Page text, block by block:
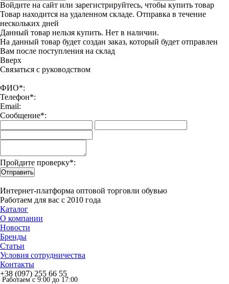
Войдите на сайт или зарегистрируйтесь, чтобы купить товар
Товар находится на удаленном складе. Отправка в течение
нескольких дней
Данный товар нельзя купить. Нет в наличии.
На данный товар будет создан заказ, который будет отправлен
Вам после поступления на склад
Вверx
Связаться с руководством
ФИО*:
Телефон*:
Email:
Сообщение*:
Пройдите проверку*:
Отправить
Интернет-платформа оптовой торговли обувью
Работаем для вас с 2010 года
Каталог
О компании
Новости
Бренды
Статьи
Условия сотрудничества
Контакты
+38 (097) 255 66 55
Работаем с 9:00 до 17:00